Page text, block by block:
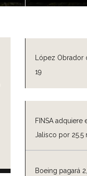
López Obrador
19
FINSA adquiere
Jalisco por 25.5
Boeing pagará